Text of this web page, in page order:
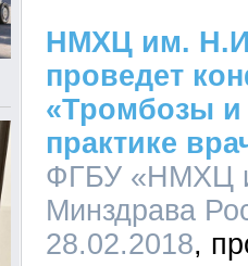
НМХЦ им.
проведет
«Тромбозы
практике
ФГБУ «НМХЦ
Минздрава
28.02.2018